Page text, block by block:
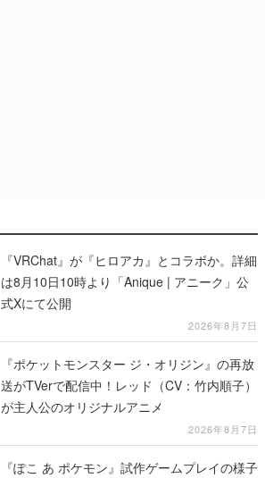
『VRChat』が『ヒロアカ』とコラボか。詳細
は8月10日10時より「Anique | アニーク」公
式Xにて公開
2026年8月7日
『ポケットモンスター ジ・オリジン』の再放
送がTVerで配信中！レッド（CV：竹内順子）
が主人公のオリジナルアニメ
2026年8月7日
『ぽこ あ ポケモン』試作ゲームプレイの様子